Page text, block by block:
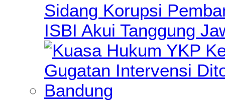
Sidang Korupsi
ISBI Akui Tanggung